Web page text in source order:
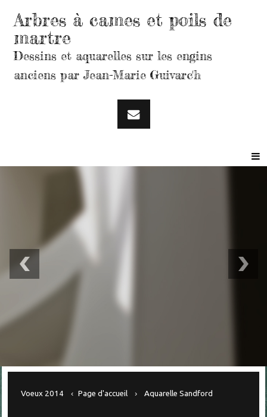
Arbres à cames et poils de
martre
Dessins et aquarelles sur les engins
anciens par Jean-Marie Guivarc'h
Voeux 2014 Page d'accueil Aquarelle Sandford